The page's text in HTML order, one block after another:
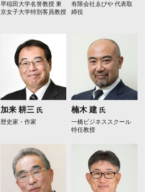
早稲田大学名誉教授東
京女子大学特別客員教授
有限会社ゑびや 代表取
締役
加来 耕三 氏
歴史家・作家
楠木 建 氏
一橋ビジネススクール
特任教授